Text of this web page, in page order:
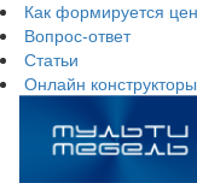
Как формируется
Вопрос-ответ
Статьи
Онлайн конструкторы